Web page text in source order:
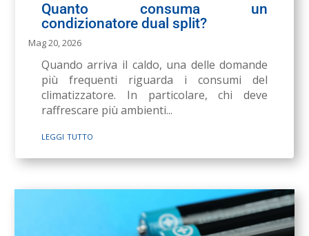
Quanto consuma un
condizionatore dual split?
Mag 20, 2026
Quando arriva il caldo, una delle domande
più frequenti riguarda i consumi del
climatizzatore. In particolare, chi deve
raffrescare più ambienti...
leggi tutto